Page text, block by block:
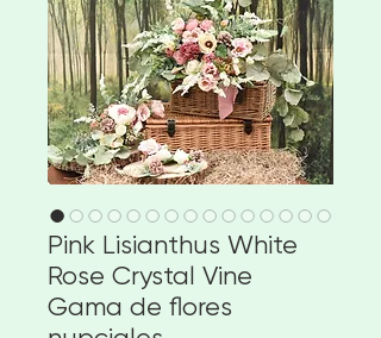
Pink Lisianthus White
Rose Crystal Vine
Gama de flores